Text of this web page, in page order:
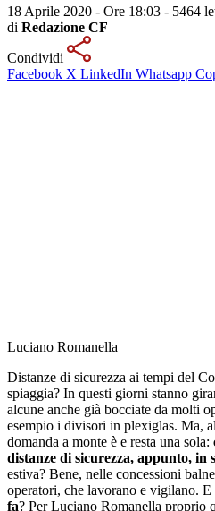
18 Aprile 2020 - Ore 18:03 - 5464
di Redazione CF
Condividi
Facebook X LinkedIn Whatsapp
Luciano Romanella
Distanze di sicurezza ai tempi del
spiaggia? In questi giorni stanno
alcune anche già bocciate da molti
esempio i divisori in plexiglas. Ma,
domanda a monte è e resta una sola:
distanze di sicurezza, appunto, in
estiva? Bene, nelle concessioni
operatori, che lavorano e vigilano. E
fa? Per Luciano Romanella proprio